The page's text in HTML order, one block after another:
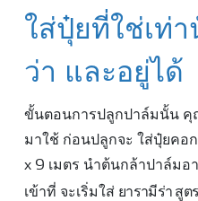
ใส่ปุ๋ยที่ใช่เท่
ว่า และอยู่ได้
ขั้นตอนการปลูกปาล์มนั้น คุ
มาใช้ ก่อนปลูกจะ ใส่ปุ๋ยคอ
x 9 เมตร นําต้นกล้าปาล์มอ
เข้าที่ จะเริ่มใส่ ยารามีร่า สูต